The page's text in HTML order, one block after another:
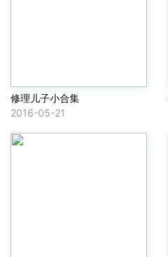
修理儿子小合集
2016-05-21